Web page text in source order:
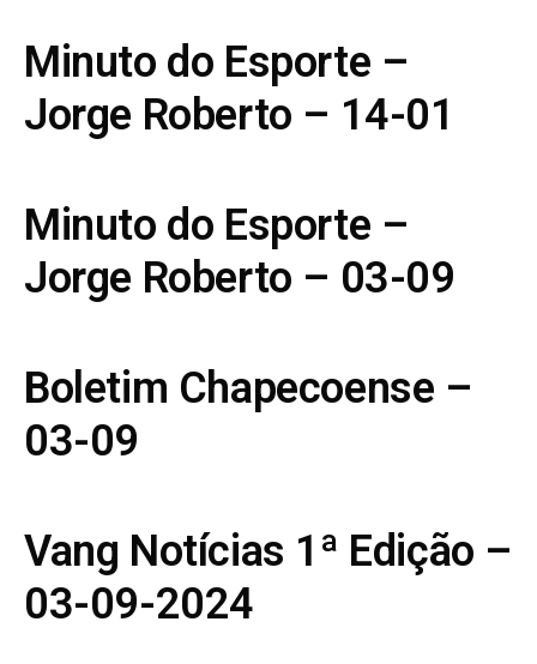
Minuto do Esporte –
Jorge Roberto – 14-01
Minuto do Esporte –
Jorge Roberto – 03-09
Boletim Chapecoense –
03-09
Vang Notícias 1ª Edição –
03-09-2024